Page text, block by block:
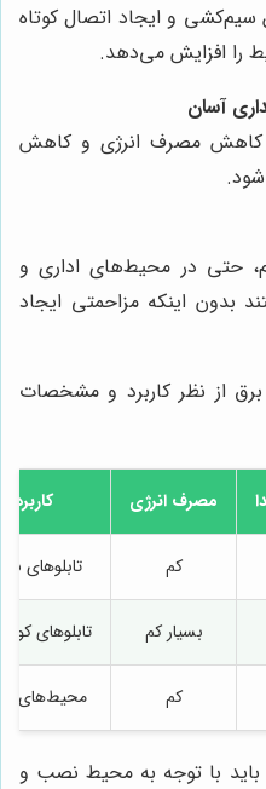
سیم‌کشی و ایجاد اتصال کوتاه
را افزایش می‌دهد.
آسان
کاهش مصرف انرژی و کاهش
حتی در محیط‌های اداری و
بدون اینکه مزاحمتی ایجاد
از نظر کاربرد و مشخصات
مصرف انرژی کاربرد
کم تابلوهای
بسیار کم تابلوهای
کم محیط‌های
با توجه به محیط نصب و